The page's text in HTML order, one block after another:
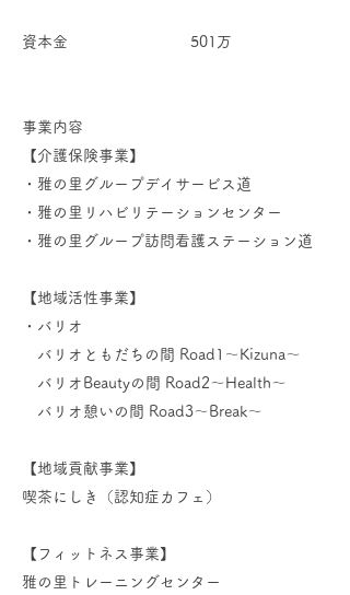
資本金 501万
事業内容
【介護保険事業】
・雅の里グループデイサービス道
・雅の里リハビリテーションセンター
・ 雅の里グループ訪問看護ステーション道
【地域活性事業】
・バリオ
バリオともだちの間 Road1～Kizuna～
バリオBeautyの間 Road2～Health～
バリオ憩いの間 Road3～Break～
【地域貢献事業】
喫茶にしき（認知症カフェ）
【フィットネス事業】
雅の里トレーニングセンター